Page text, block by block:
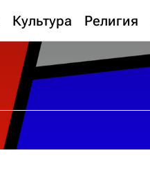
Культура Религия